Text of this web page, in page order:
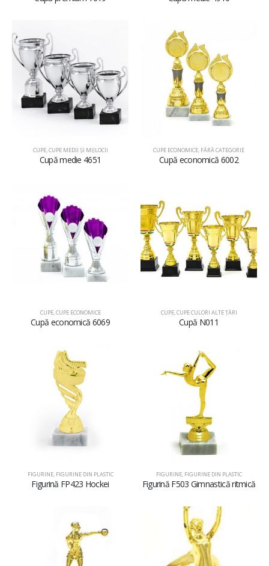
CUPE,CUPE MEDII ŞI MIJLOCII
Cupă medie 4651
CUPE ECONOMICE, FĂRĂ CATEGORIE
Cupă economică 6002
CUPE,CUPE ECONOMICE
Cupă economică 6069
CUPE,CUPE CULORI ALTE ȚĂRI
Cupă N011
FIGURINE, FIGURINE DIN PLASTIC
Figurină FP423 Hockei
FIGURINE, FIGURINE DIN PLASTIC
Figurină F503 Gimnastică ritmică